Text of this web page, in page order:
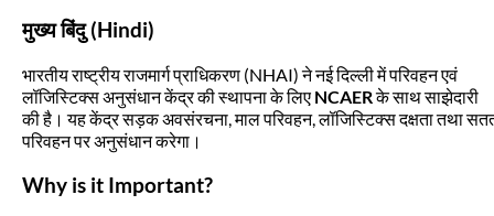
मुख्य बिंदु (Hindi)
भारतीय राष्ट्रीय राजमार्ग प्राधिकरण (NHAI) ने नई दिल्ली में परिवहन एवं
लॉजिस्टिक्स अनुसंधान केंद्र की स्थापना के लिए NCAERके साथ साझेदारी
की है। यह केंद्र सड़क अवसंरचना, माल परिवहन, लॉजिस्टिक्स दक्षता तथा
परिवहन पर अनुसंधान करेगा।
Why is it Important?